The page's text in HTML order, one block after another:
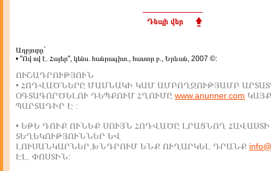
Դեպի վեր
Աղբյուրը`
• "Ով ով է. Հայեր", կենս. հանրագիտ., հատոր բ., Երևան, 2007 ©:
ՈՒՇԱԴՐՈՒԹՅՈՒՆ
• ՀՈԴՎԱԾՆԵՐԸ ՄԱՍՆԱԿԻ ԿԱՄ ԱՄԲՈՂՋՈՒԹՅԱՄԲ
ՕԳՏԱԳՈՐԾԵԼՈՒ ԴԵՊՔՈՒՄ ՀՂՈՒՄԸ www.anunner.com
ՊԱՐՏԱԴԻՐ Է :
• ԵԹԵ ԴՈՒՔ ՈՒՆԵՔ ՍՈՒՅՆ ՀՈԴՎԱԾԸ ԼՐԱՑՆՈՂ ՀԱՎԱՍՏԻ
ՏԵՂԵԿՈՒԹՅՈՒՆՆԵՐ ԵՎ
ԼՈՒՍԱՆԿԱՐՆԵՐ,ԽՆԴՐՈՒՄ ԵՆՔ ՈՒՂԱՐԿԵԼ ԴՐԱՆՔ
ԷԼ. ՓՈՍՏԻՆ: